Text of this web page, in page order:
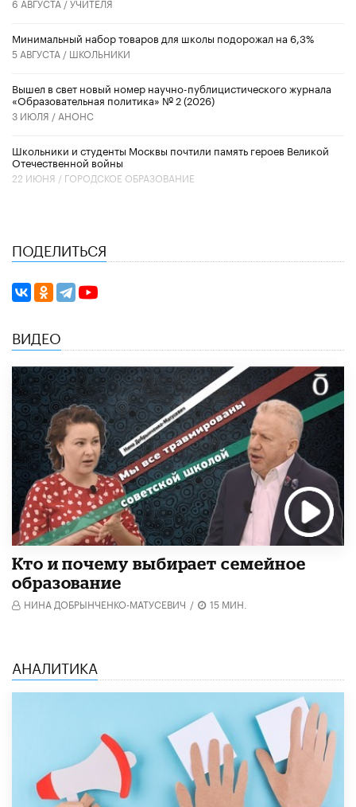
6 АВГУСТА /УЧИТЕЛЯ
Минимальный набор товаров для школы подорожал на 6,3%
5 АВГУСТА / ШКОЛЬНИКИ
Вышел в свет новый номер научно-публицистического журнала
«Образовательная политика» № 2 (2026)
3 ИЮЛЯ / АНОНС
Школьники и студенты Москвы почтили память героев Великой
Отечественной войны
22 ИЮНЯ / ГОРОДСКОЕ ОБРАЗОВАНИЕ
ПОДЕЛИТЬСЯ
ВИДЕО
Кто и почему выбирает семейное
образование
НИНА ДОБРЫНЧЕНКО-МАТУСЕВИЧ / 15 МИН.
АНАЛИТИКА